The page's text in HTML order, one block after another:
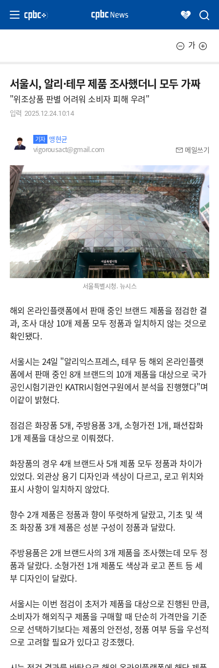
가
서울시, 알리·테무 제품 조사했더니 모두 가짜
"위조상품 판별 어려워 소비자 피해 우려"
입력 2025.12.24.10:14
기자 맹현균
vigorousact@gmail.com
메일쓰기
서울특별시청. 뉴시스
해외 온라인플랫폼에서 판매 중인 브랜드 제품을 점검한 결
과, 조사 대상 10개 제품 모두 정품과 일치하지 않는 것으로
확인됐다.
서울시는 24일 "알리익스프레스, 테무 등 해외 온라인플랫
폼에서 판매 중인 8개 브랜드의 10개 제품을 대상으로 국가
공인시험기관인 KATRI시험연구원에서 분석을 진행했다"며
이같이 밝혔다.
점검은 화장품 5개, 주방용품 3개, 소형가전 1개, 패션잡화
1개 제품을 대상으로 이뤄졌다.
화장품의 경우 4개 브랜드사 5개 제품 모두 정품과 차이가
있었다. 외관상 용기 디자인과 색상이 다르고, 로고 위치와
표시 사항이 일치하지 않았다.
향수 2개 제품은 정품과 향이 뚜렷하게 달랐고, 기초 및 색
조 화장품 3개 제품은 성분 구성이 정품과 달랐다.
주방용품은 2개 브랜드사의 3개 제품을 조사했는데 모두 정
품과 달랐다. 소형가전 1개 제품도 색상과 로고 폰트 등 세
부 디자인이 달랐다.
서울시는 이번 점검이 초저가 제품을 대상으로 진행된 만큼,
소비자가 해외직구 제품을 구매할 때 단순히 가격만을 기준
으로 선택하기보다는 제품의 안전성, 정품 여부 등을 우선적
으로 고려할 필요가 있다고 강조했다.